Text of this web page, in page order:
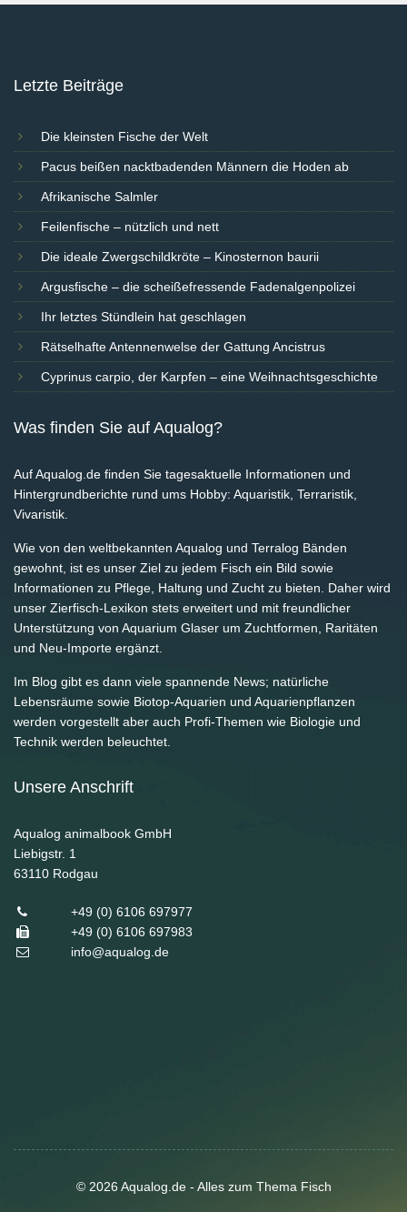
Letzte Beiträge
Die kleinsten Fische der Welt
Pacus beißen nacktbadenden Männern die Hoden ab
Afrikanische Salmler
Feilenfische – nützlich und nett
Die ideale Zwergschildkröte – Kinosternon baurii
Argusfische – die scheißefressende Fadenalgenpolizei
Ihr letztes Stündlein hat geschlagen
Rätselhafte Antennenwelse der Gattung Ancistrus
Cyprinus carpio, der Karpfen – eine Weihnachtsgeschichte
Was finden Sie auf Aqualog?
Auf Aqualog.de finden Sie tagesaktuelle Informationen und
Hintergrundberichte rund ums Hobby: Aquaristik, Terraristik,
Vivaristik.
Wie von den weltbekannten Aqualog und Terralog Bänden
gewohnt, ist es unser Ziel zu jedem Fisch ein Bild sowie
Informationen zu Pflege, Haltung und Zucht zu bieten. Daher wird
unser Zierfisch-Lexikon stets erweitert und mit freundlicher
Unterstützung von Aquarium Glaser um Zuchtformen, Raritäten
und Neu-Importe ergänzt.
Im Blog gibt es dann viele spannende News; natürliche
Lebensräume sowie Biotop-Aquarien und Aquarienpflanzen
werden vorgestellt aber auch Profi-Themen wie Biologie und
Technik werden beleuchtet.
Unsere Anschrift
Aqualog animalbook GmbH
Liebigstr. 1
63110 Rodgau
+49 (0) 6106 697977
+49 (0) 6106 697983
info@aqualog.de
© 2026 Aqualog.de - Alles zum Thema Fisch